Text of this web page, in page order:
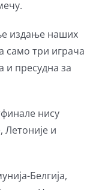
издање наших
само три играча
и пресудна за
нису
Летоније и
Белгија,